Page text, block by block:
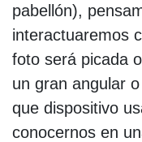
pabellón),
interactuaremos
foto será picada
un gran angular
que dispositivo
conocernos en